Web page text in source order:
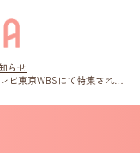
らせ
ビ東京WBSにて特集され…